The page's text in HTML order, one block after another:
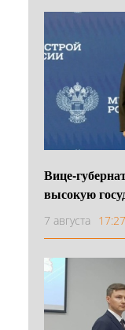
Вице-
высокую
7 августа 17:27